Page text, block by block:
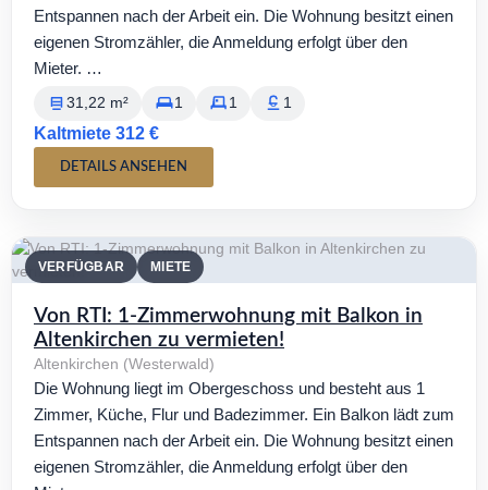
Entspannen nach der Arbeit ein. Die Wohnung besitzt einen
eigenen Stromzähler, die Anmeldung erfolgt über den
Mieter. …
31,22 m² 1 1 1
Kaltmiete 312 €
DETAILS ANSEHEN
VERFÜGBAR MIETE
Von RTI: 1-Zimmerwohnung mit Balkon in
Altenkirchen zu vermieten!
Altenkirchen (Westerwald)
Die Wohnung liegt im Obergeschoss und besteht aus 1
Zimmer, Küche, Flur und Badezimmer. Ein Balkon lädt zum
Entspannen nach der Arbeit ein. Die Wohnung besitzt einen
eigenen Stromzähler, die Anmeldung erfolgt über den